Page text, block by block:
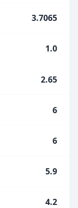
3.7065
1.0
2.65
6
6
5.9
4.2